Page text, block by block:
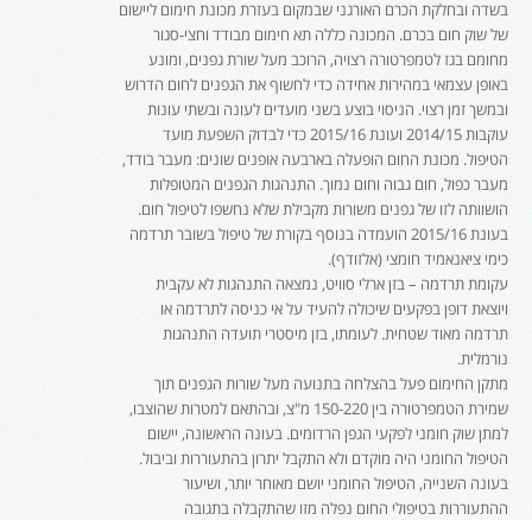
בשדה ובחלקת הכרם האורגני שבמקום בעזרת מכונת חימום ליישום
של שוק חום בכרם. המכונה כללה תא חימום מבודד וחצי-סגור
מחומם בגז לטמפרטורה רצויה, הרוכב מעל שורת גפנים, ומונע
באופן עצמאי במהירות אחידה כדי לחשוף את הגפנים לחום הדרוש
ובמשך זמן רצוי. הניסוי בוצע בשני מועדים לעונה ובשתי עונות
עוקבות 2014/15 ועונת 2015/16 כדי לבדוק השפעת מועד
הטיפול. מכונת החום הופעלה בארבעה אופנים שונים: מעבר בודד,
מעבר כפול, חום גבוה וחום נמוך. התנהגות הגפנים המטופלות
הושוותה לזו של גפנים משורות מקבילת שלא נחשפו לטיפול חום.
בעונת 2015/16 הועמדה בנוסף בקורת של טיפול בשובר תרדמה
כימי ציאנאמיד חומצי (אלזודף).
עקומת תרדמה – בזן ארלי סוויט, נמצאה התנהגות לא עקבית
ויוצאת דופן בפקעים שיכולה להעיד על אי כניסה לתרדמה או
תרדמה מאוד שטחית. לעומתו, בזן מיסטרי תועדה התנהגות
נורמלית.
מתקן החימום פעל בהצלחה בתנועה מעל שורות הגפנים תוך
שמירת הטמפרטורה בין 150-220 מ"צ, ובהתאם למטרות שהוצבו,
למתן שוק חומני לפקעי הגפן הרדומים. בעונה הראשונה, יישום
הטיפול החומני היה מוקדם ולא התקבל יתרון בהתעוררות וביבול.
בעונה השנייה, הטיפול החומני יושם מאוחר יותר, ושיעור
ההתעוררות בטיפולי החום נפלה מזו שהתקבלה בתגובה